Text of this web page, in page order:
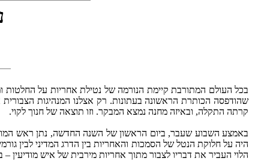
בכל העולם המתורבת קיימת הנורמה של נטילת אחריות על החלטות
שהודפסה הכותרת הראשונה בעתונות. רק אצלנו המנהיגות
קרתה התקלה, ובאיזה מחנה נמצא המבקר. וזו תוצאה של חנוך לקוי.
באמצע השבוע שעבר, ביום הראשון של השנה החדשה, נתן ראש
היה על חלוקת הנטל של הסמכות והאחריות בין הדרג המדיני לבין
הלוי העביר את דבריו לצבור מתוך אחריות מירבית של איש